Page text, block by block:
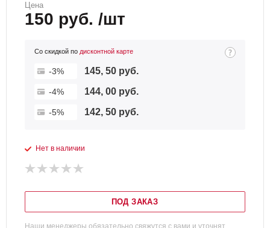
Цена
150 руб. /шт
Со скидкой по дисконтной карте
-3% 145, 50 руб.
-4% 144, 00 руб.
-5% 142, 50 руб.
Нет в наличии
ПОД ЗАКАЗ